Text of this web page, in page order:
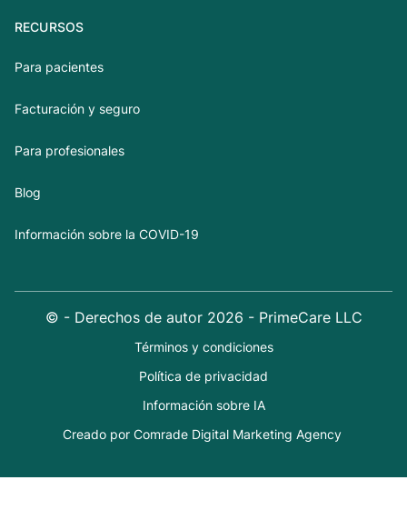
RECURSOS
Para pacientes
Facturación y seguro
Para profesionales
Blog
Información sobre la COVID-19
© - Derechos de autor 2026 - PrimeCare LLC
Términos y condiciones
Política de privacidad
Información sobre IA
Creado por Comrade Digital Marketing Agency